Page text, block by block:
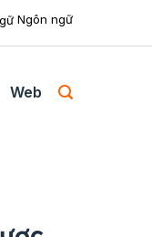
Ngôn ngữ
Web